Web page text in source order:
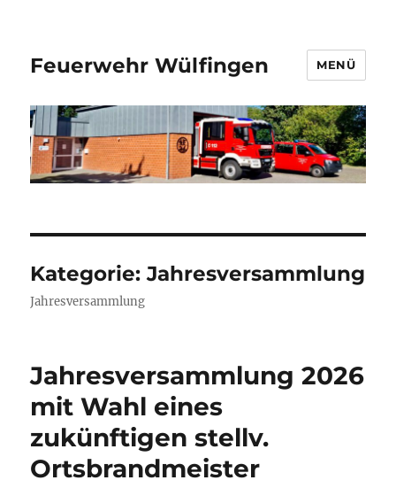
Feuerwehr Wülfingen MENÜ
Kategorie:Jahresversammlung
Jahresversammlung
Jahresversammlung 2026
mit Wahl eines
zukünftigen stellv.
Ortsbrandmeister